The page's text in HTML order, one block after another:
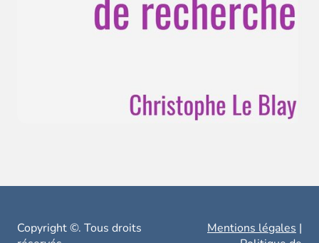
Copyright ©. Tous droits
Mentions légales |